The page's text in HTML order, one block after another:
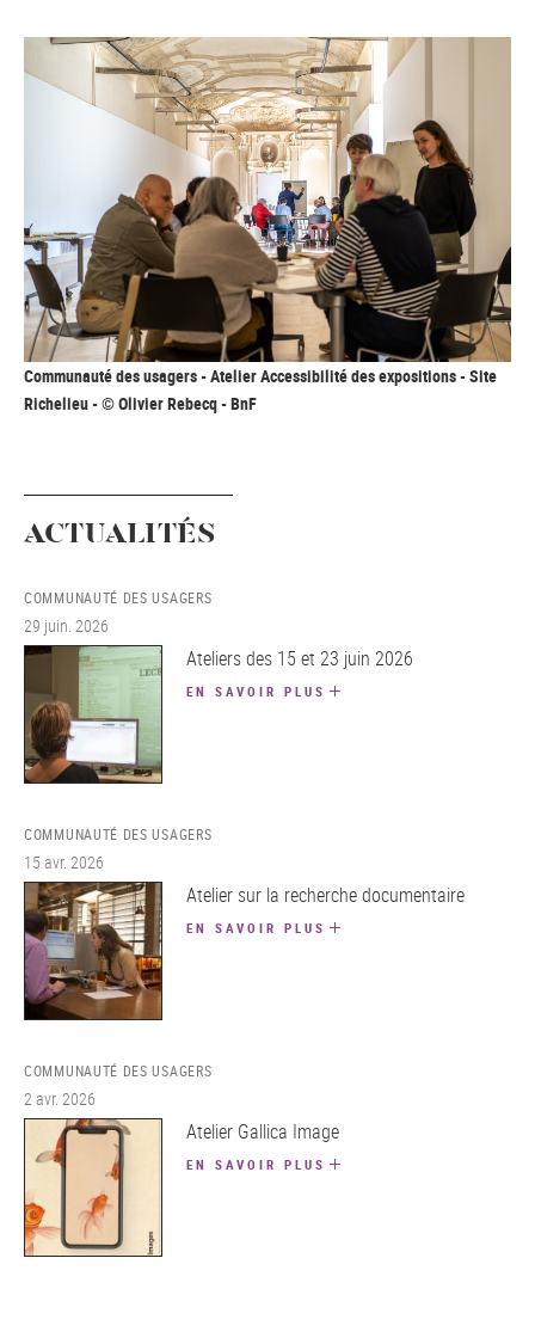
Communauté des usagers - Atelier Accessibilité des expositions - Site
Richelieu - © Olivier Rebecq - BnF
ACTUALITÉS
COMMUNAUTÉ DES USAGERS
29 juin. 2026
Ateliers des 15 et 23 juin 2026
EN SAVOIR PLUS
COMMUNAUTÉ DES USAGERS
15 avr. 2026
Atelier sur la recherche documentaire
EN SAVOIR PLUS
COMMUNAUTÉ DES USAGERS
2 avr. 2026
Atelier Gallica Image
EN SAVOIR PLUS